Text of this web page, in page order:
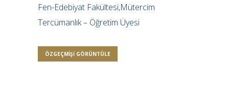
Fen-Edebiyat Fakültesi,Mütercim
Tercümanlık – Öğretim Üyesi
ÖZGEÇMIŞI GÖRÜNTÜLE